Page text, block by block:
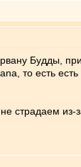
Будды,
то есть
страдаем из-